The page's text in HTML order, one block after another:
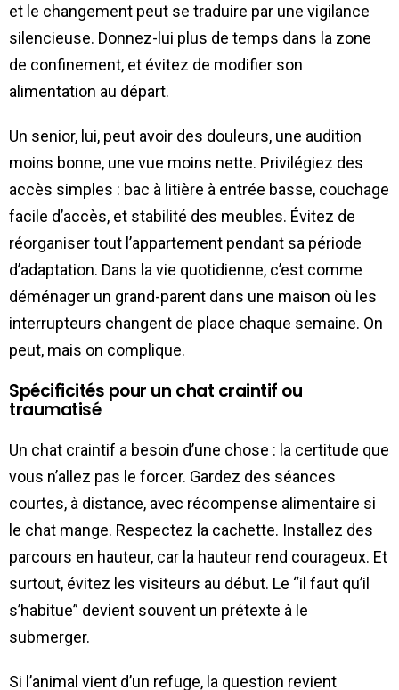
et le changement peut se traduire par une vigilance
silencieuse. Donnez-lui plus de temps dans la zone
de confinement, et évitez de modifier son
alimentation au départ.
Un senior, lui, peut avoir des douleurs, une audition
moins bonne, une vue moins nette. Privilégiez des
accès simples : bac à litière à entrée basse, couchage
facile d’accès, et stabilité des meubles. Évitez de
réorganiser tout l’appartement pendant sa période
d’adaptation. Dans la vie quotidienne, c’est comme
déménager un grand-parent dans une maison où les
interrupteurs changent de place chaque semaine. On
peut, mais on complique.
Spécificités pour un chat craintif ou
traumatisé
Un chat craintif a besoin d’une chose : la certitude que
vous n’allez pas le forcer. Gardez des séances
courtes, à distance, avec récompense alimentaire si
le chat mange. Respectez la cachette. Installez des
parcours en hauteur, car la hauteur rend courageux. Et
surtout, évitez les visiteurs au début. Le “il faut qu’il
s’habitue” devient souvent un prétexte à le
submerger.
Si l’animal vient d’un refuge, la question revient